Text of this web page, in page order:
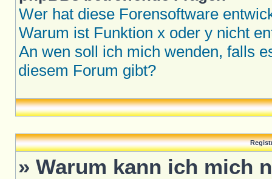
Wer hat diese Forensoftware
Warum ist Funktion x oder y nicht
An wen soll ich mich wenden, falls
diesem Forum gibt?
» Warum kann ich mich